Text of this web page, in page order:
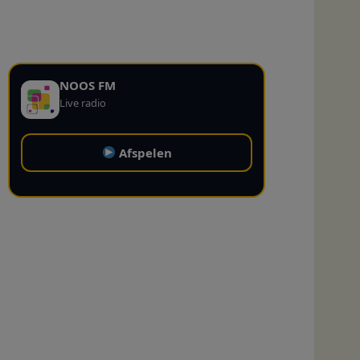
NOOS FM
Live radio
Afspelen